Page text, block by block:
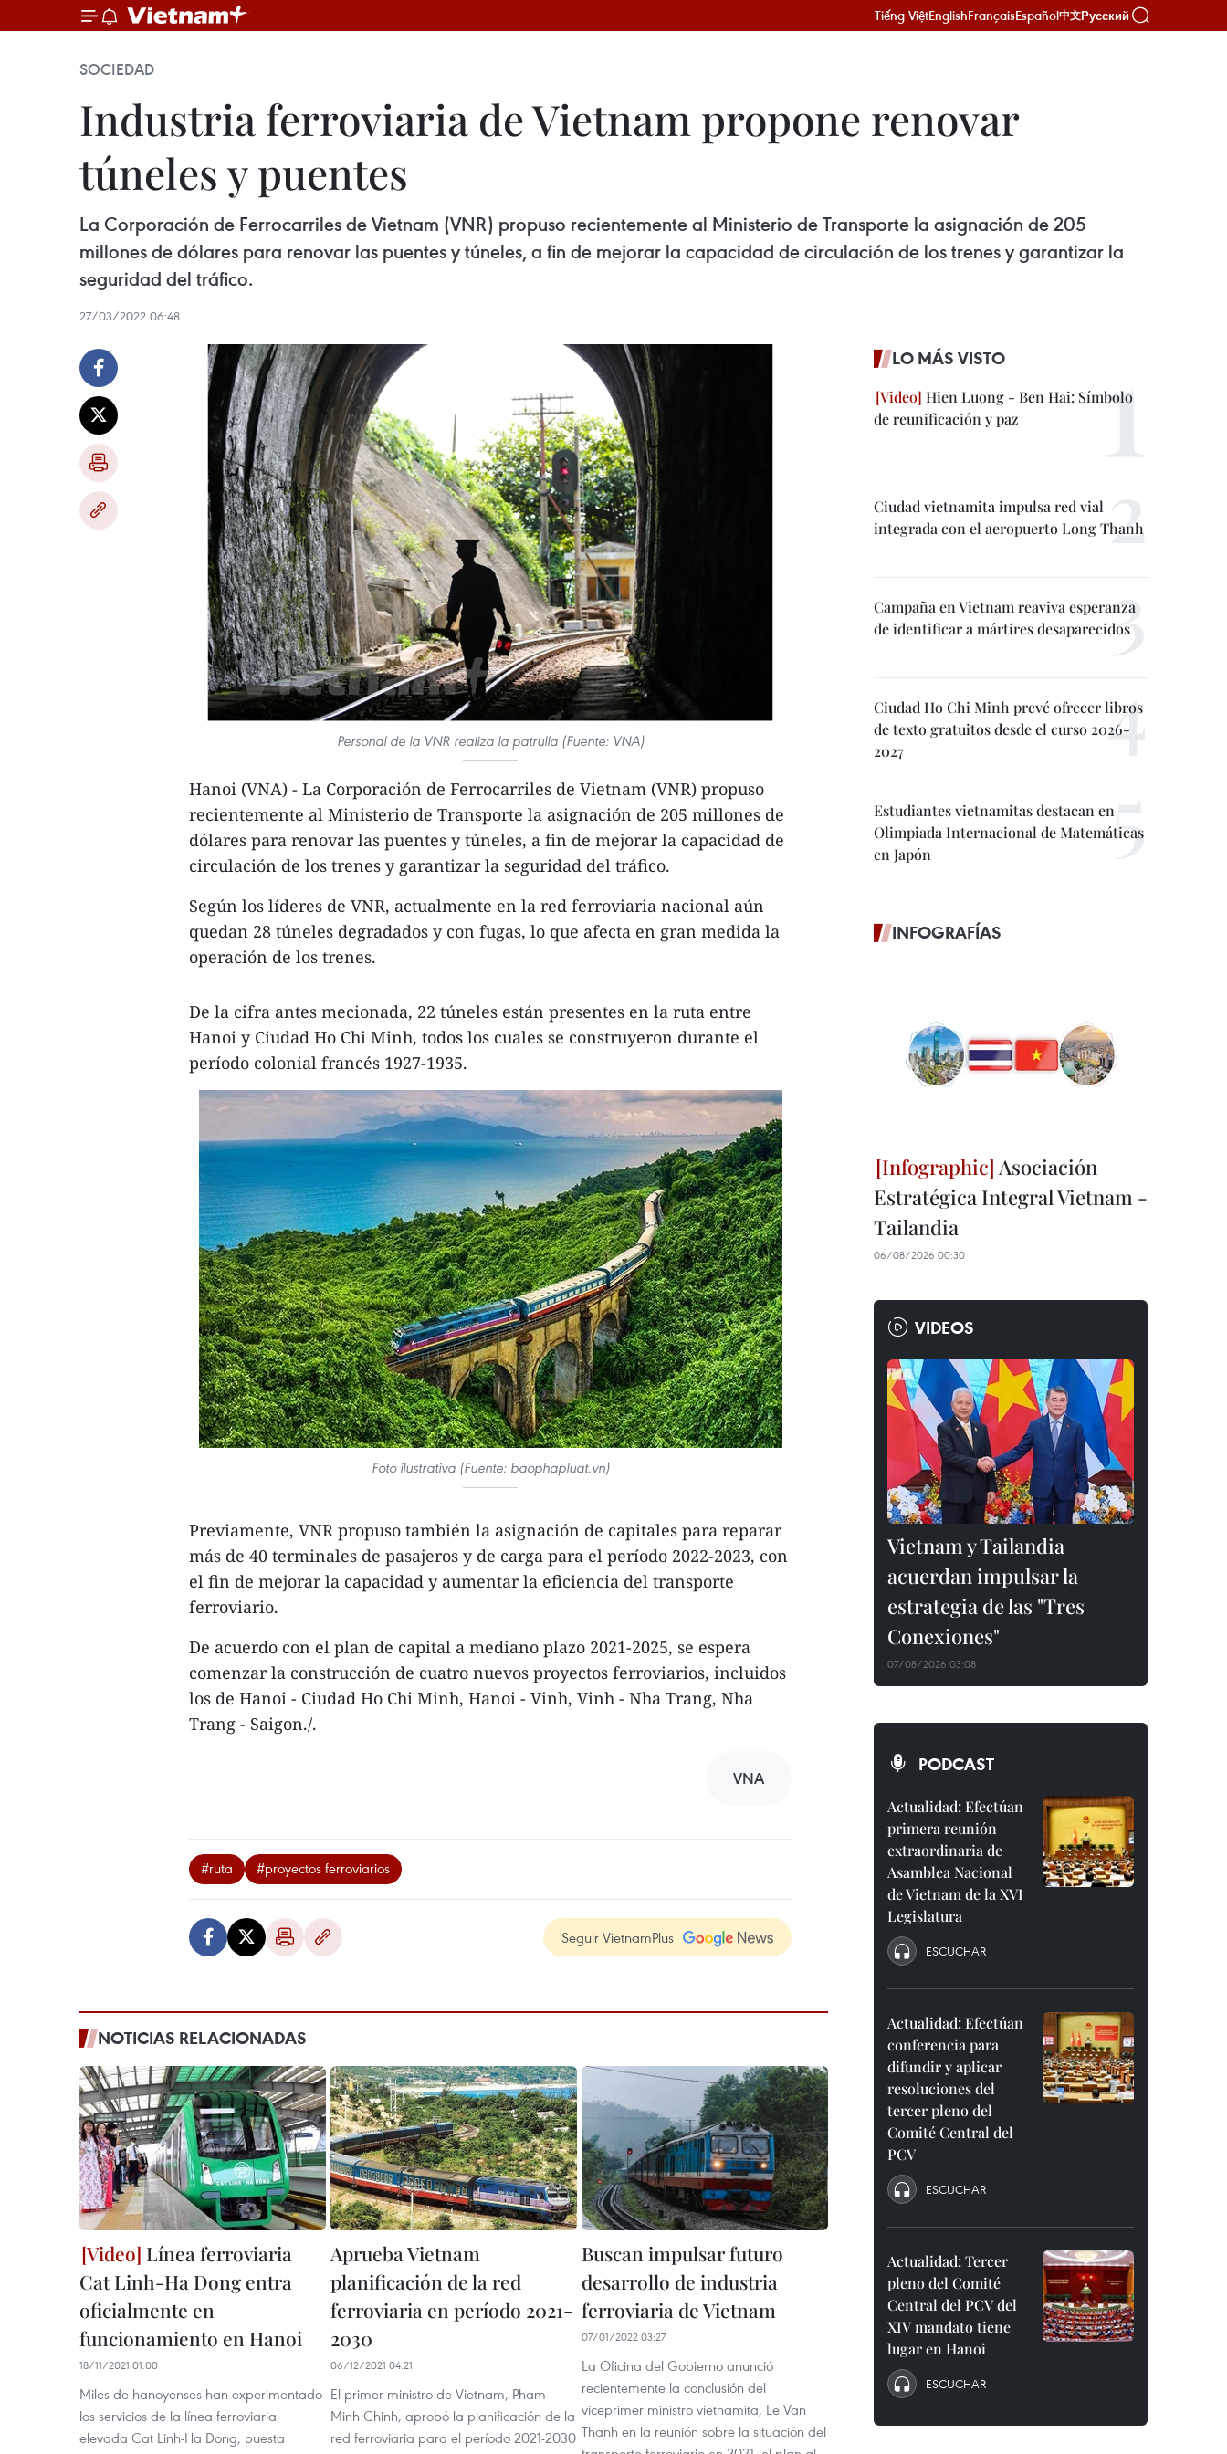
Tiếng ViệtEnglishFrançaisEspañol中文Русский
SOCIEDAD
Industria ferroviaria de Vietnam propone renovar
túneles y puentes
La Corporación de Ferrocarriles de Vietnam (VNR) propuso recientemente al Ministerio de Transporte la asignación de 205
millones de dólares para renovar las puentes y túneles, a fin de mejorar la capacidad de circulación de los trenes y garantizar la
seguridad del tráfico.
27/03/2022 06:48
Personal de la VNR realiza la patrulla (Fuente: VNA)
Hanoi (VNA) - La Corporación de Ferrocarriles de Vietnam (VNR) propuso
recientemente al Ministerio de Transporte la asignación de 205 millones de
dólares para renovar las puentes y túneles, a fin de mejorar la capacidad de
circulación de los trenes y garantizar la seguridad del tráfico.
Según los líderes de VNR, actualmente en la red ferroviaria nacional aún
quedan 28 túneles degradados y con fugas, lo que afecta en gran medida la
operación de los trenes.
De la cifra antes mecionada, 22 túneles están presentes en la ruta entre
Hanoi y Ciudad Ho Chi Minh, todos los cuales se construyeron durante el
período colonial francés 1927-1935.
Foto ilustrativa (Fuente: baophapluat.vn)
Previamente, VNR propuso también la asignación de capitales para reparar
más de 40 terminales de pasajeros y de carga para el período 2022-2023, con
el fin de mejorar la capacidad y aumentar la eficiencia del transporte
ferroviario.
De acuerdo con el plan de capital a mediano plazo 2021-2025, se espera
comenzar la construcción de cuatro nuevos proyectos ferroviarios, incluidos
los de Hanoi - Ciudad Ho Chi Minh, Hanoi - Vinh, Vinh - Nha Trang, Nha
Trang - Saigon./.
VNA
#ruta #proyectos ferroviarios
Seguir VietnamPlus
NOTICIAS RELACIONADAS
Línea ferroviaria
Cat Linh-Ha Dong entra
oficialmente en
funcionamiento en Hanoi
18/11/2021 01:00
Miles de hanoyenses han experimentado
los servicios de la línea ferroviaria
elevada Cat Linh-Ha Dong, puesta
Aprueba Vietnam
planificación de la red
ferroviaria en período 2021-
2030
06/12/2021 04:21
El primer ministro de Vietnam, Pham
Minh Chinh, aprobó la planificación de la
red ferroviaria para el período 2021-2030
Buscan impulsar futuro
desarrollo de industria
ferroviaria de Vietnam
07/01/2022 03:27
La Oficina del Gobierno anunció
recientemente la conclusión del
viceprimer ministro vietnamita, Le Van
Thanh en la reunión sobre la situación del
LO MÁS VISTO
Hien Luong - Ben Hai: Símbolo
de reunificación y paz
Ciudad vietnamita impulsa red vial
integrada con el aeropuerto Long Thanh
Campaña en Vietnam reaviva esperanza
de identificar a mártires desaparecidos
Ciudad Ho Chi Minh prevé ofrecer libros
de texto gratuitos desde el curso 2026-
2027
Estudiantes vietnamitas destacan en
Olimpiada Internacional de Matemáticas
en Japón
INFOGRAFÍAS
Asociación
Estratégica Integral Vietnam -
Tailandia
06/08/2026 00:30
VIDEOS
Vietnam y Tailandia
acuerdan impulsar la
estrategia de las "Tres
Conexiones"
07/08/2026 03:08
PODCAST
Actualidad: Efectúan
primera reunión
extraordinaria de
Asamblea Nacional
de Vietnam de la XVI
Legislatura
ESCUCHAR
Actualidad: Efectúan
conferencia para
difundir y aplicar
resoluciones del
tercer pleno del
Comité Central del
PCV
ESCUCHAR
Actualidad: Tercer
pleno del Comité
Central del PCV del
XIV mandato tiene
lugar en Hanoi
ESCUCHAR